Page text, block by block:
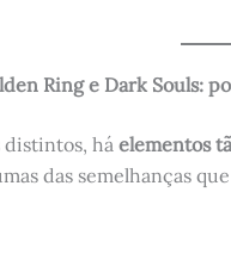
Ring e Dark Souls:
distintos, há elementos
das semelhanças